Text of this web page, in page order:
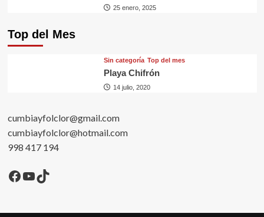
25 enero, 2025
Top del Mes
Sin categorí­a Top del mes
Playa Chifrón
14 julio, 2020
cumbiayfolclor@gmail.com
cumbiayfolclor@hotmail.com
998 417 194
Facebook
YouTube
TikTok